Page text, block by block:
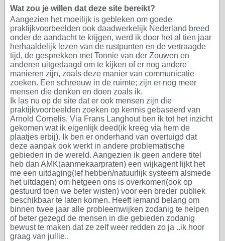
Wat zou je willen dat deze site bereikt?
Aangezien het moeilijk is gebleken om goede
praktijkvoorbeelden ook daadwerkelijk Nederland breed
onder de aandacht te krijgen, werd ik door het al tien jaar
herhaaldelijk lezen van de rustpunten en de vertraagde
tijd, de gesprekken met Tonnie van der Zouwen en
anderen uitgedaagd om te kijken of er nog andere
manieren zijn, zoals deze manier van communicatie
zoeken. Een schreeuw in de ruimte; zijn er nog meer
mensen die denken en doen zoals ik.
Ik las nu op de site dat er ook mensen zijn die
praktijkvoorbeelden zoeken op kennis gebaseerd van
Arnold Cornelis. Via Frans Langhout ben ik tot het inzicht
gekomen wat ik eigenlijk deed(ik kreeg via hem de
plaatjes erbij). Ik ben er onderhand van overtuigd dat
deze aanpak ook werkt in andere problematische
gebieden in de wereld. Aangezien ik geen andere titel
heb dan AMK(aanmekaarpraten) een wijkagent lijkt het
me een uitdaging(lef hebben/natuurlijk systeem alsmede
het uitdagen) om hetgeen ons is overkomen(ook op
gestuurd toen we beter wisten) voor een breder publiek
beschikbaar te laten komen. Heeft iemand belang om
binnen twee jaar alle probleemwijken zodanig te helpen
of beter gezegd de mensen in die gebieden zodanig
bewust te maken dat ze zelf weer redden zo ja ..ik hoor
graag van jullie..